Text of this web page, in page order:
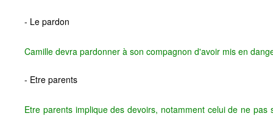
- Le pardon
Camille devra pardonner à son compagnon d'avoir mis en
- Etre parents
Etre parents implique des devoirs, notamment celui de ne